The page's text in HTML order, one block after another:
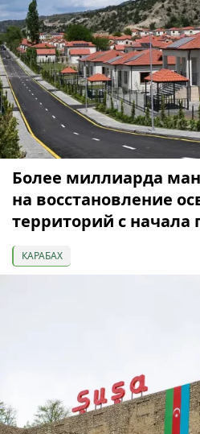
Более миллиарда
на восстановление
территорий с начала
КАРАБАХ